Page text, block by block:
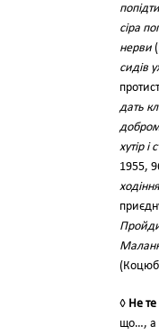
сіра
нерви
сидів
дать
хутір
1955,
◊ Не
що…, а